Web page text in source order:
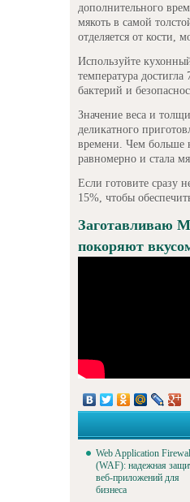
дополнительного
мякоть в самой
отделяется от кости,
Используйте
температура
бактерий и
Значение веса и
деликатного
времени. Чем больше
равномерно и стала
Если готовите сразу
15%, чтобы
покоряют
Web Application
(WAF): надежная
веб-приложений для
бизнеса